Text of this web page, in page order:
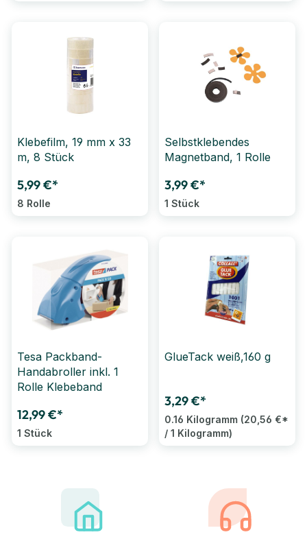
Klebefilm, 19 mm x 33
m, 8 Stück
5,99 €*
8 Rolle
Selbstklebendes
Magnetband, 1 Rolle
3,99 €*
1 Stück
Tesa Packband-
Handabroller inkl. 1
Rolle Klebeband
12,99 €*
1 Stück
GlueTack weiß,160 g
3,29 €*
0.16 Kilogramm (20,56 €*
/ 1 Kilogramm)